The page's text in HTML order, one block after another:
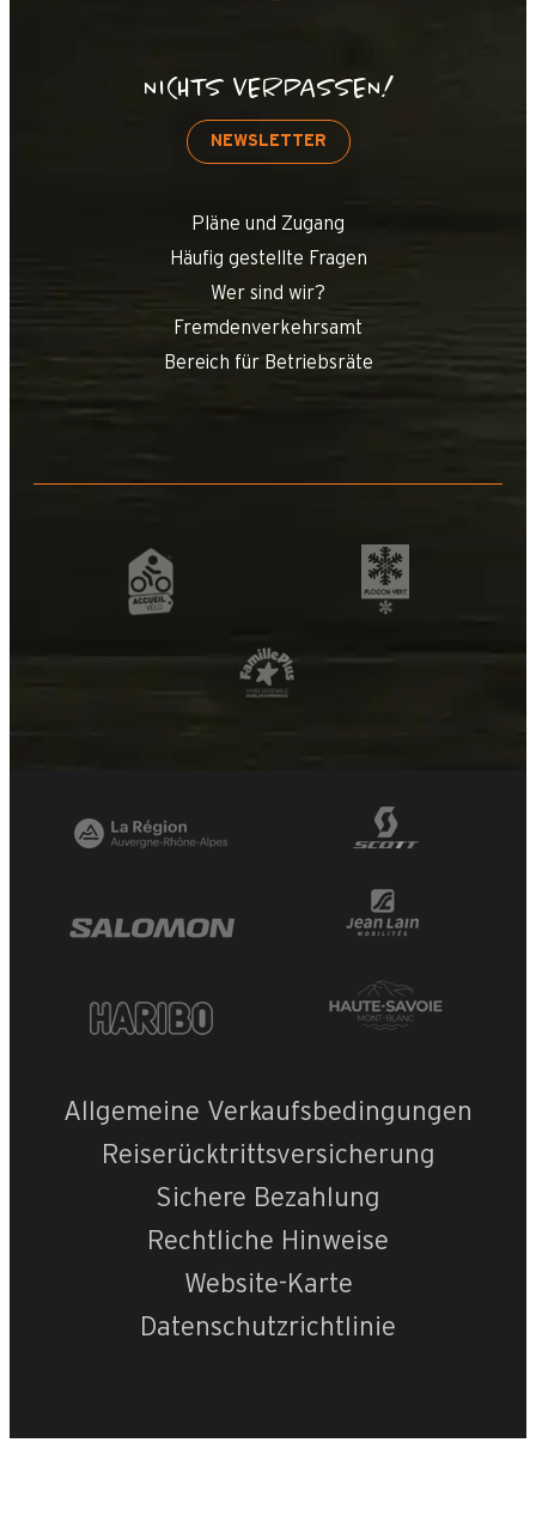
NICHTS VERPASSEN!
NEWSLETTER
Pläne und Zugang
Häufig gestellte Fragen
Wer sind wir?
Fremdenverkehrsamt
Bereich für Betriebsräte
Allgemeine Verkaufsbedingungen
Reiserücktrittsversicherung
Sichere Bezahlung
Rechtliche Hinweise
Website-Karte
Datenschutzrichtlinie